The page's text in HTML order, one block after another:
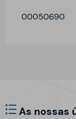
00050690
As nossas